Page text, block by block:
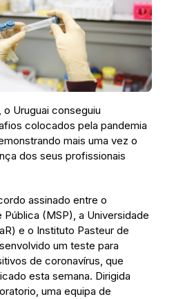
Uruguai conseguiu
colocados pela pandemia
mais uma vez o
dos seus profissionais
assinado entre o
Pública (MSP), a Universidade
e o Instituto Pasteur de
um teste para
de coronavírus, que
esta semana. Dirigida
uma equipa de